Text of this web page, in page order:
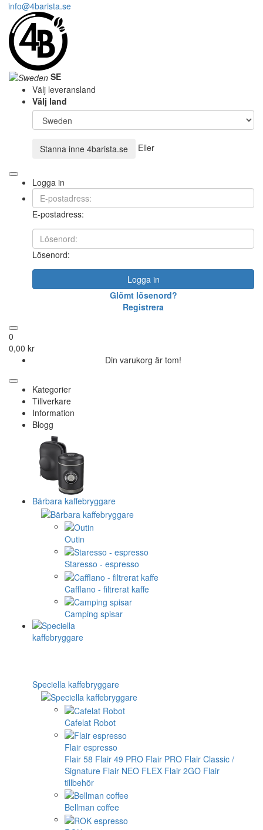
info@4barista.se
SE
Välj leveransland
Välj land
Stanna inne 4barista.se Eller
Logga in
E-postadress:
Lösenord:
Logga in
Glömt lösenord?
Registrera
0
0,00 kr
Din varukorg är tom!
Kategorier
Tillverkare
Information
Blogg
Bärbara kaffebryggare
Outin
Staresso - espresso
Cafflano - filtrerat kaffe
Camping spisar
Speciella kaffebryggare
Cafelat Robot
Flair espresso
Flair 58 Flair 49 PRO Flair PRO Flair Classic /
Signature Flair NEO FLEX Flair 2GO Flair
tillbehör
Bellman coffee